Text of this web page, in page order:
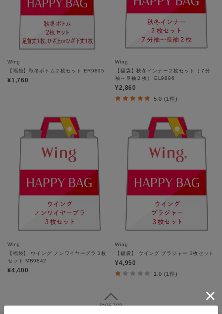
Wing
【福袋】秋冬ボトム２枚セット ER9895
¥1,760
Wing
【福袋】秋冬インナー２枚セット（７分
袖～長袖２枚） EL9896
¥2,860
5.0 (1件)
Wing
【福袋】 ウイング ノンワイヤーブラ 3枚
セット MB9842
¥4,400
Wing
【福袋】 ウイング ブラジャー 3枚セット
¥4,950
1.0 (1件)
PAGE TOP